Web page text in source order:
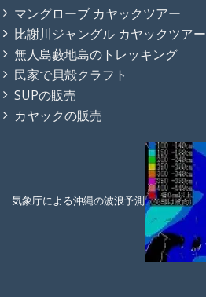
マングローブ カヤックツアー
比謝川ジャングル カヤックツアー
無人島藪地島のトレッキング
民家で貝殻クラフト
SUPの販売
カヤックの販売
気象庁による沖縄の波浪予測